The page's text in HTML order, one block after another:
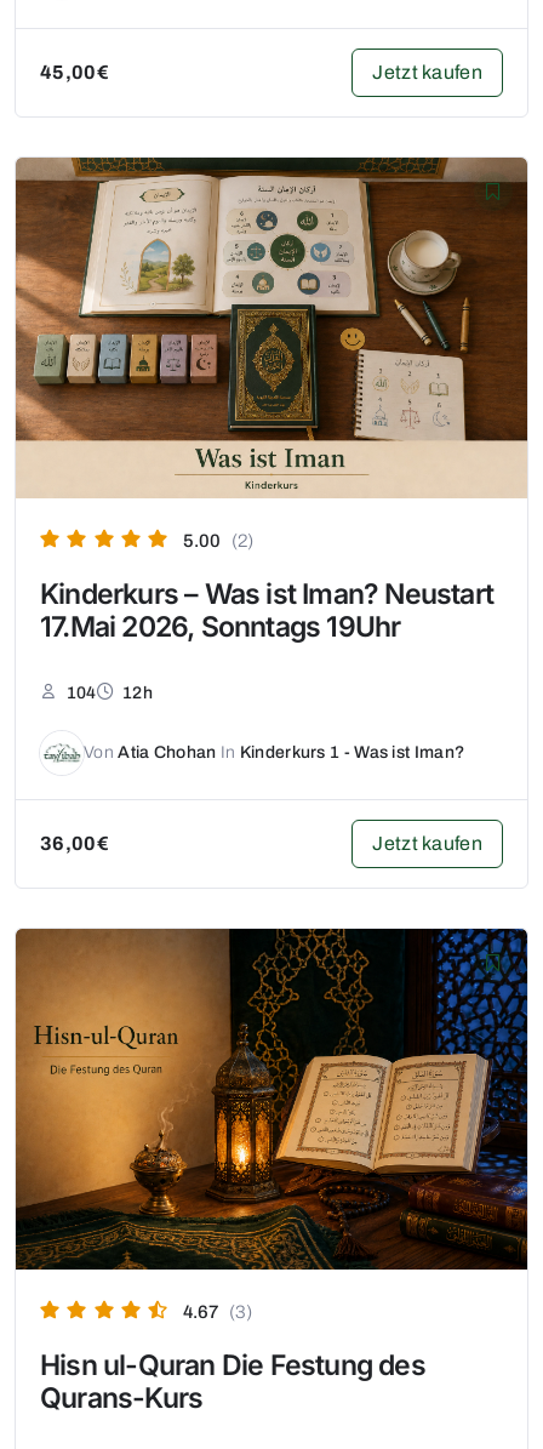
45,00€ Jetzt kaufen
5.00 (2)
Kinderkurs – Was ist Iman? Neustart
17.Mai 2026, Sonntags 19Uhr
104 12h
VonAtia Chohan In Kinderkurs 1 - Was ist Iman?
36,00€ Jetzt kaufen
4.67 (3)
Hisn ul-Quran Die Festung des
Qurans-Kurs